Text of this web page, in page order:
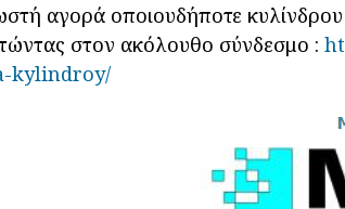
αγορά οποιουδήποτε
στον ακόλουθο σύνδεσμο :
kylindroy/